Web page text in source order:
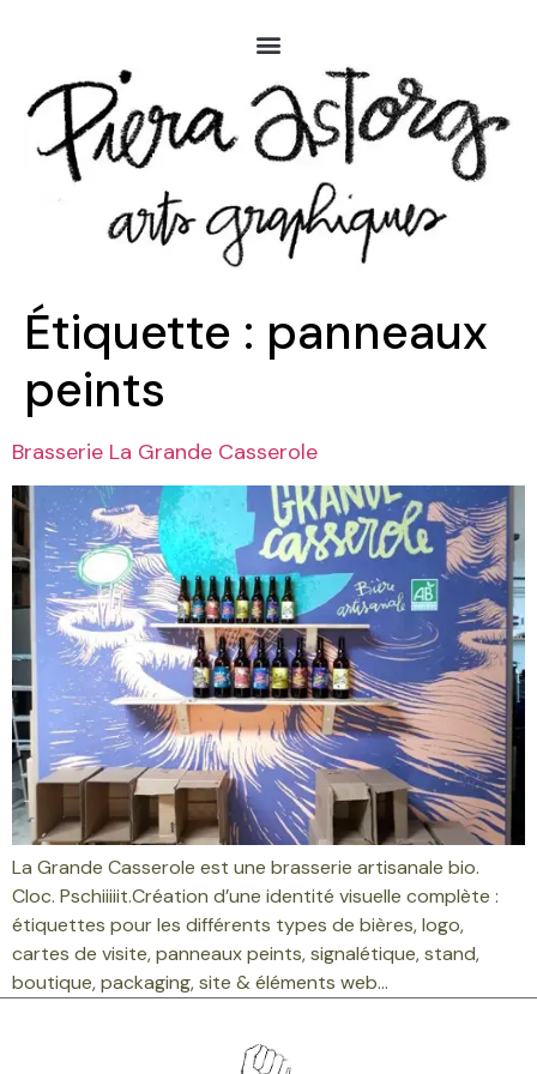
Étiquette : panneaux
peints
Brasserie La Grande Casserole
La Grande Casserole est une brasserie artisanale bio.
Cloc. Pschiiiiit.Création d’une identité visuelle complète :
étiquettes pour les différents types de bières, logo,
cartes de visite, panneaux peints, signalétique, stand,
boutique, packaging, site & éléments web…